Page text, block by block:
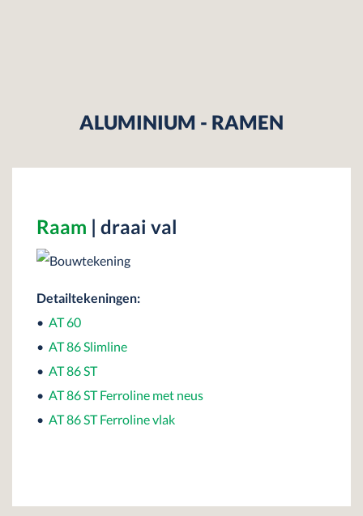
ALUMINIUM - RAMEN
Raam | draai val
Detailtekeningen:
• AT 60
• AT 86 Slimline
• AT 86 ST
• AT 86 ST Ferroline met neus
• AT 86 ST Ferroline vlak